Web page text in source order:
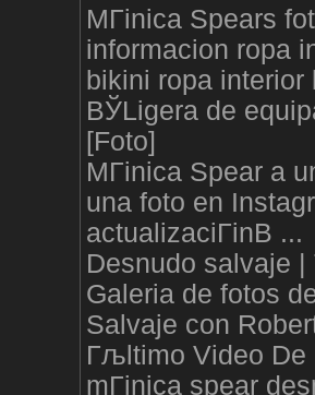
MГіnica Spears
informacion ropa
bikini ropa
ВЎLigera de
[Foto]
MГіnica Spear a
una foto en
actualizaciГіnВ ...
Desnudo salvaje |
Galeria de fotos
Salvaje con
Гљltimo Video De
mГіnica spear